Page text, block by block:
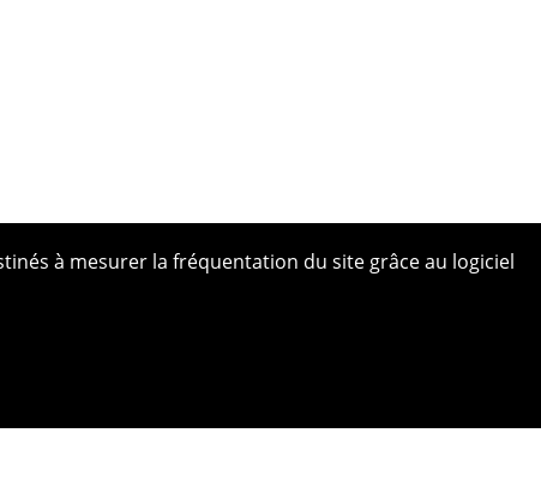
à mesurer la fréquentation du site grâce au logiciel